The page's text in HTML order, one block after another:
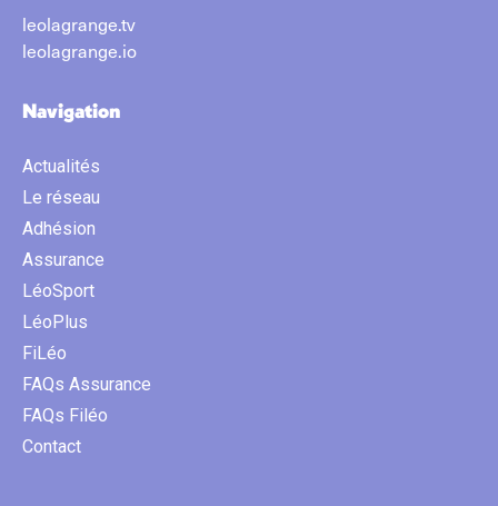
leolagrange.tv
leolagrange.io
Navigation
Actualités
Le réseau
Adhésion
Assurance
LéoSport
LéoPlus
FiLéo
FAQs Assurance
FAQs Filéo
Contact